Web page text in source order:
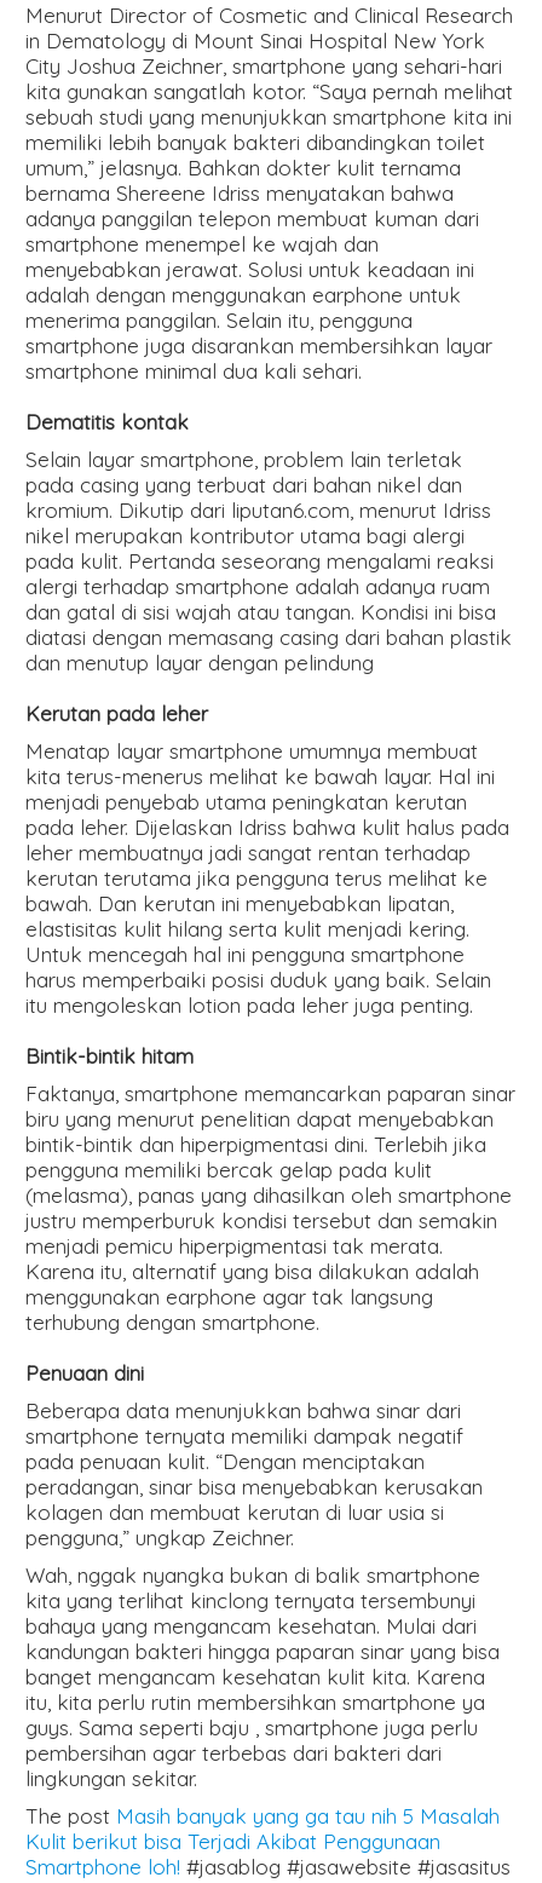
Menurut Director of Cosmetic and Clinical Research
in Dematology di Mount Sinai Hospital New York
City Joshua Zeichner, smartphone yang sehari-hari
kita gunakan sangatlah kotor. “Saya pernah melihat
sebuah studi yang menunjukkan smartphone kita ini
memiliki lebih banyak bakteri dibandingkan toilet
umum,” jelasnya. Bahkan dokter kulit ternama
bernama Shereene Idriss menyatakan bahwa
adanya panggilan telepon membuat kuman dari
smartphone menempel ke wajah dan
menyebabkan jerawat. Solusi untuk keadaan ini
adalah dengan menggunakan earphone untuk
menerima panggilan. Selain itu, pengguna
smartphone juga disarankan membersihkan layar
smartphone minimal dua kali sehari.
Dematitis kontak
Selain layar smartphone, problem lain terletak
pada casing yang terbuat dari bahan nikel dan
kromium. Dikutip dari liputan6.com, menurut Idriss
nikel merupakan kontributor utama bagi alergi
pada kulit. Pertanda seseorang mengalami reaksi
alergi terhadap smartphone adalah adanya ruam
dan gatal di sisi wajah atau tangan. Kondisi ini bisa
diatasi dengan memasang casing dari bahan plastik
dan menutup layar dengan pelindung
Kerutan pada leher
Menatap layar smartphone umumnya membuat
kita terus-menerus melihat ke bawah layar. Hal ini
menjadi penyebab utama peningkatan kerutan
pada leher. Dijelaskan Idriss bahwa kulit halus pada
leher membuatnya jadi sangat rentan terhadap
kerutan terutama jika pengguna terus melihat ke
bawah. Dan kerutan ini menyebabkan lipatan,
elastisitas kulit hilang serta kulit menjadi kering.
Untuk mencegah hal ini pengguna smartphone
harus memperbaiki posisi duduk yang baik. Selain
itu mengoleskan lotion pada leher juga penting.
Bintik-bintik hitam
Faktanya, smartphone memancarkan paparan sinar
biru yang menurut penelitian dapat menyebabkan
bintik-bintik dan hiperpigmentasi dini. Terlebih jika
pengguna memiliki bercak gelap pada kulit
(melasma), panas yang dihasilkan oleh smartphone
justru memperburuk kondisi tersebut dan semakin
menjadi pemicu hiperpigmentasi tak merata.
Karena itu, alternatif yang bisa dilakukan adalah
menggunakan earphone agar tak langsung
terhubung dengan smartphone.
Penuaan dini
Beberapa data menunjukkan bahwa sinar dari
smartphone ternyata memiliki dampak negatif
pada penuaan kulit. “Dengan menciptakan
peradangan, sinar bisa menyebabkan kerusakan
kolagen dan membuat kerutan di luar usia si
pengguna,” ungkap Zeichner.
Wah, nggak nyangka bukan di balik smartphone
kita yang terlihat kinclong ternyata tersembunyi
bahaya yang mengancam kesehatan. Mulai dari
kandungan bakteri hingga paparan sinar yang bisa
banget mengancam kesehatan kulit kita. Karena
itu, kita perlu rutin membersihkan smartphone ya
guys. Sama seperti baju , smartphone juga perlu
pembersihan agar terbebas dari bakteri dari
lingkungan sekitar.
The post Masih banyak yang ga tau nih 5 Masalah
Kulit berikut bisa Terjadi Akibat Penggunaan
Smartphone loh! #jasablog #jasawebsite #jasasitus